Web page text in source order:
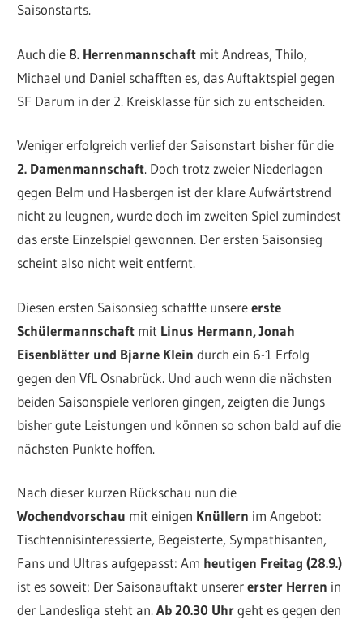
Saisonstarts.
Auch die 8. Herrenmannschaft mit Andreas, Thilo,
Michael und Daniel schafften es, das Auftaktspiel gegen
SF Darum in der 2. Kreisklasse für sich zu entscheiden.
Weniger erfolgreich verlief der Saisonstart bisher für die
2. Damenmannschaft. Doch trotz zweier Niederlagen
gegen Belm und Hasbergen ist der klare Aufwärtstrend
nicht zu leugnen, wurde doch im zweiten Spiel zumindest
das erste Einzelspiel gewonnen. Der ersten Saisonsieg
scheint also nicht weit entfernt.
Diesen ersten Saisonsieg schaffte unsereerste
Schülermannschaft mit Linus Hermann, Jonah
Eisenblätter und Bjarne Klein durch ein 6-1 Erfolg
gegen den VfL Osnabrück. Und auch wenn die nächsten
beiden Saisonspiele verloren gingen, zeigten die Jungs
bisher gute Leistungen und können so schon bald auf die
nächsten Punkte hoffen.
Nach dieser kurzen Rückschau nun die
Wochendvorschau mit einigen Knüllern im Angebot:
Tischtennisinteressierte, Begeisterte, Sympathisanten,
Fans und Ultras aufgepasst: Am heutigen Freitag (28.9.)
ist es soweit: Der Saisonauftakt unserererster Herren in
der Landesliga steht an.Ab 20.30 Uhrgeht es gegen den